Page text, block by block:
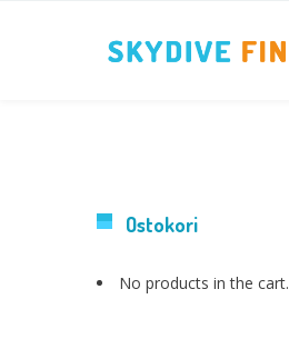
Ostokori
No products in the cart.